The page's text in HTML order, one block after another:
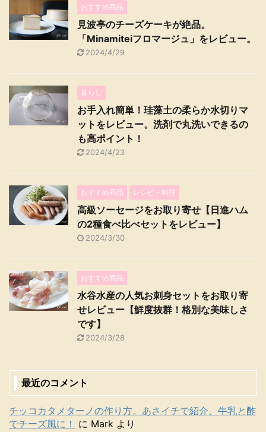
おすすめ商品
見波亭のチーズケーキが絶品。
「Minamiteiフロマージュ」をレビュー。
2024/4/29
暮らし
お手入れ簡単！珪藻土の柔らか水切りマ
ットをレビュー。洗剤で丸洗いできるの
も高ポイント！
2024/4/23
おすすめ商品 レシピ・料理
高級ソーセージをお取り寄せ【日進ハム
の2種食べ比べセットをレビュー】
2024/3/30
おすすめ商品
水谷水産の人気お刺身セットをお取り寄
せレビュー【鮮度抜群！格別な美味しさ
です】
2024/3/28
最近のコメント
チッコカタメターノの作り方。あさイチで紹介、牛乳と酢
でチーズ風に！
に Mark より